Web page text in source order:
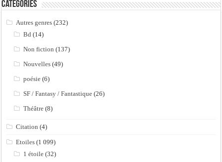
Catégories
Autres genres (232)
Bd (14)
Non fiction (137)
Nouvelles (49)
poésie (6)
SF / Fantasy / Fantastique (26)
Théâtre (8)
Citation (4)
Etoiles (1 099)
1 étoile (32)